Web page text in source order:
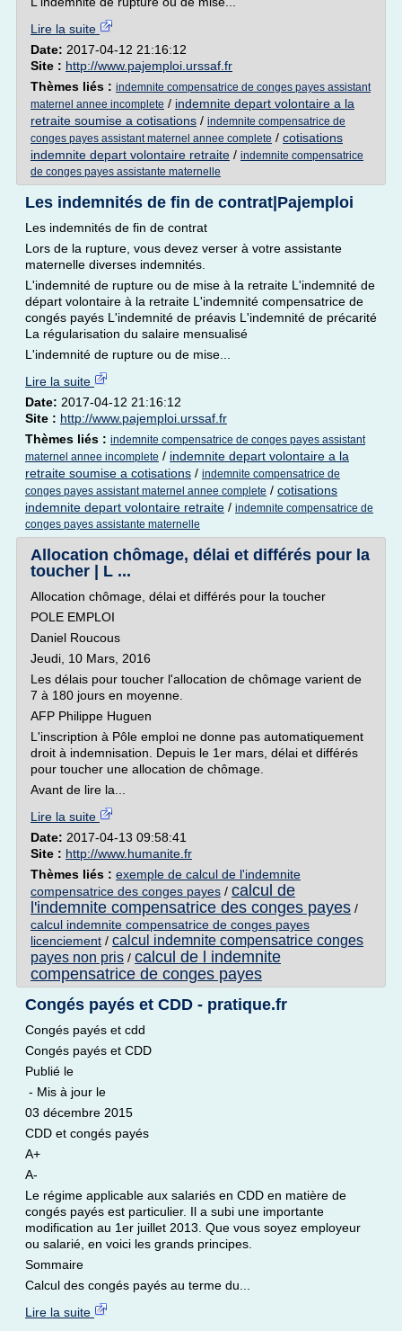
Lire la suite
Date: 2017-04-12 21:16:12
Site : http://www.pajemploi.urssaf.fr
Thèmes liés : indemnite compensatrice de conges payes assistant
maternel annee incomplete / indemnite depart volontaire a la
retraite soumise a cotisations / indemnite compensatrice de
conges payes assistant maternel annee complete / cotisations
indemnite depart volontaire retraite / indemnite compensatrice
de conges payes assistante maternelle
Les indemnités de fin de contrat|Pajemploi
Les indemnités de fin de contrat
Lors de la rupture, vous devez verser à votre assistante
maternelle diverses indemnités.
L'indemnité de rupture ou de mise à la retraite L'indemnité de
départ volontaire à la retraite L'indemnité compensatrice de
congés payés L'indemnité de préavis L'indemnité de précarité
La régularisation du salaire mensualisé
L'indemnité de rupture ou de mise...
Lire la suite
Date: 2017-04-12 21:16:12
Site : http://www.pajemploi.urssaf.fr
Thèmes liés : indemnite compensatrice de conges payes assistant
maternel annee incomplete / indemnite depart volontaire a la
retraite soumise a cotisations / indemnite compensatrice de
conges payes assistant maternel annee complete / cotisations
indemnite depart volontaire retraite / indemnite compensatrice de
conges payes assistante maternelle
Allocation chômage, délai et différés pour la
toucher | L ...
Allocation chômage, délai et différés pour la toucher
POLE EMPLOI
Daniel Roucous
Jeudi, 10 Mars, 2016
Les délais pour toucher l'allocation de chômage varient de
7 à 180 jours en moyenne.
AFP Philippe Huguen
L'inscription à Pôle emploi ne donne pas automatiquement
droit à indemnisation. Depuis le 1er mars, délai et différés
pour toucher une allocation de chômage.
Avant de lire la...
Lire la suite
Date: 2017-04-13 09:58:41
Site : http://www.humanite.fr
Thèmes liés : exemple de calcul de l'indemnite
compensatrice des conges payes / calcul de
l'indemnite compensatrice des conges payes /
calcul indemnite compensatrice de conges payes
licenciement / calcul indemnite compensatrice conges
payes non pris / calcul de l indemnite
compensatrice de conges payes
Congés payés et CDD - pratique.fr
Congés payés et cdd
Congés payés et CDD
Publié le
- Mis à jour le
03 décembre 2015
CDD et congés payés
A+
A-
Le régime applicable aux salariés en CDD en matière de
congés payés est particulier. Il a subi une importante
modification au 1er juillet 2013. Que vous soyez employeur
ou salarié, en voici les grands principes.
Sommaire
Calcul des congés payés au terme du...
Lire la suite